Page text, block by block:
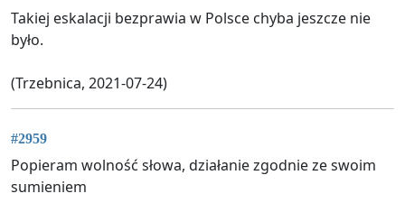
Takiej eskalacji bezprawia w Polsce chyba jeszcze nie
było.
(Trzebnica, 2021-07-24)
#2959
Popieram wolność słowa, działanie zgodnie ze swoim
sumieniem